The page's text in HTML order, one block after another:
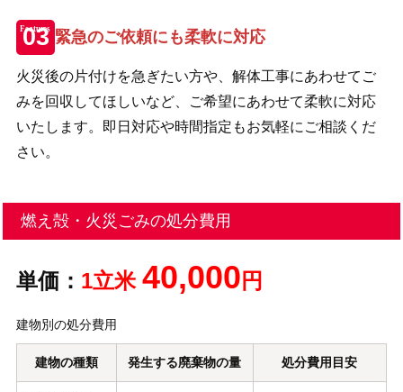
緊急のご依頼にも柔軟に対応
火災後の片付けを急ぎたい方や、解体工事にあわせてご
みを回収してほしいなど、ご希望にあわせて柔軟に対応
いたします。即日対応や時間指定もお気軽にご相談くだ
さい。
燃え殻・火災ごみの処分費用
単価： 1立米 40,000 円
建物別の処分費用
建物の種類 発生する廃棄物の量 処分費用目安